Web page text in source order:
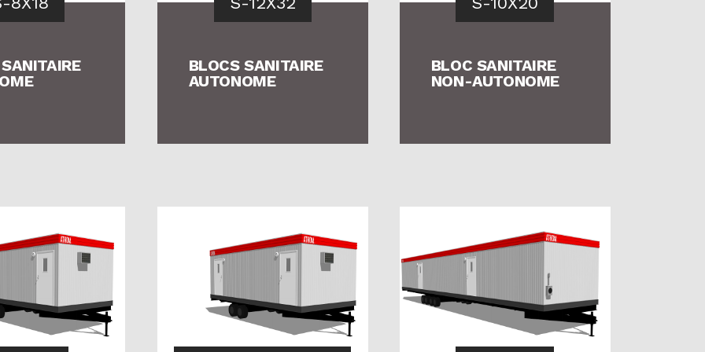
BLOCS SANITAIRE
AUTONOME
BLOC SANITAIRE
NON-AUTONOME
BLOC SANITAIRE
CONSULTEZ